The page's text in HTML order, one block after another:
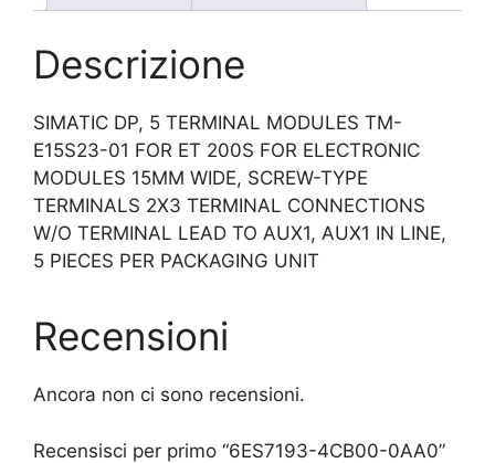
Descrizione
SIMATIC DP, 5 TERMINAL MODULES TM-
E15S23-01 FOR ET 200S FOR ELECTRONIC
MODULES 15MM WIDE, SCREW-TYPE
TERMINALS 2X3 TERMINAL CONNECTIONS
W/O TERMINAL LEAD TO AUX1, AUX1 IN LINE,
5 PIECES PER PACKAGING UNIT
Recensioni
Ancora non ci sono recensioni.
Recensisci per primo “6ES7193-4CB00-0AA0”